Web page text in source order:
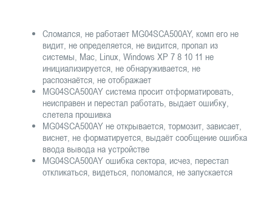
Сломался, не работает MG04SCA500AY, комп его не
видит, не определяется, не видится, пропал из
системы, Mac, Linux, Windows XP 7 8 10 11 не
инициализируется, не обнаруживается, не
распознаётся, не отображает
MG04SCA500AY система просит отформатировать,
неисправен и перестал работать, выдает ошибку,
слетела прошивка
MG04SCA500AY не открывается, тормозит, зависает,
виснет, не форматируется, выдаёт сообщение ошибка
ввода вывода на устройстве
MG04SCA500AY ошибка сектора, исчез, перестал
откликаться, видеться, поломался, не запускается